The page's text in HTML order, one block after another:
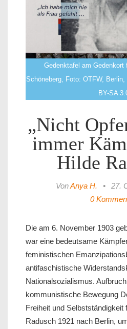
Gedenktafel am Gedenkort
Schöneberg, Foto: OTFW,
BY-SA
„Nicht
immer
Hilde
VonAnya H. • 27.
0
Die am 6. November 1903
war eine bedeutsame
feministischen
antifaschistische
Nationalsozialismus.
kommunistische Bewegung
Freiheit und Selbstständigkeit
Radusch 1921 nach Berlin,